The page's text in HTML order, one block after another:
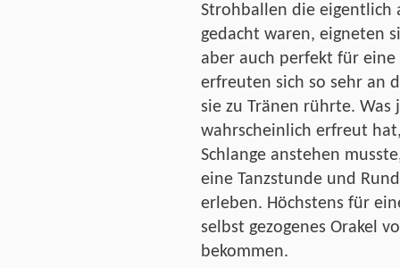
Strohballen die eigentlich
gedacht waren, eigneten
aber auch perfekt für
erfreuten sich so sehr an
sie zu Tränen rührte. Was
wahrscheinlich erfreut
Schlange anstehen
eine Tanzstunde und
erleben. Höchstens für
selbst gezogenes Orakel
bekommen.